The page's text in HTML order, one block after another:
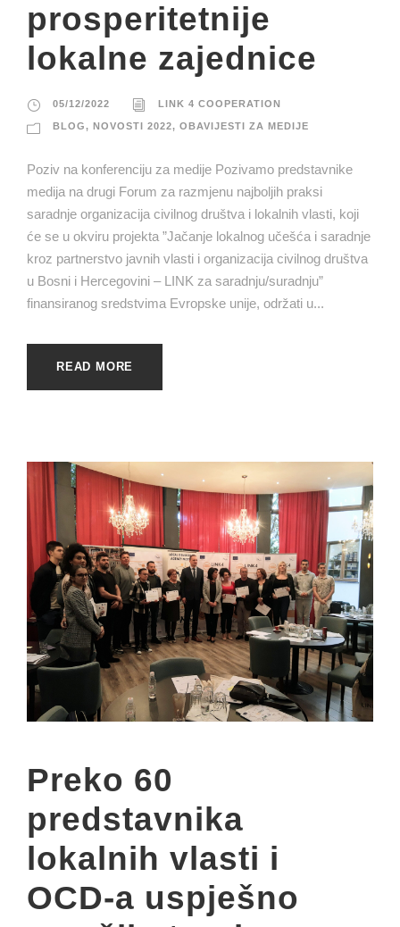
prosperitetnije
lokalne zajednice
05/12/2022 LINK 4 COOPERATION
BLOG, NOVOSTI 2022, OBAVIJESTI ZA MEDIJE
Poziv na konferenciju za medije Pozivamo predstavnike
medija na drugi Forum za razmjenu najboljih praksi
saradnje organizacija civilnog društva i lokalnih vlasti, koji
će se u okviru projekta ”Jačanje lokalnog učešća i saradnje
kroz partnerstvo javnih vlasti i organizacija civilnog društva
u Bosni i Hercegovini – LINK za saradnju/suradnju”
finansiranog sredstvima Evropske unije, održati u...
READ MORE
Preko 60
predstavnika
lokalnih vlasti i
OCD-a uspješno